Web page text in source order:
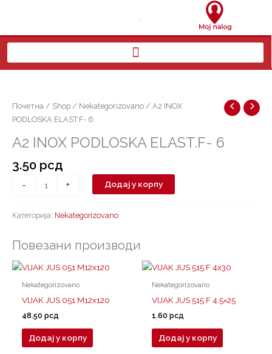
Почетна / Shop / Nekategorizovano / A2 INOX
PODLOSKA ELAST.F- 6
A2 INOX PODLOSKA ELAST.F- 6
3.50 рсд
-
PODLOSKA
ELAST.F-
количина
+ Додај у корпу
Категорија: Nekategorizovano
Повезани производи
Nekategorizovano
VIJAK JUS 051 M12x120
48.50рсд
Додај у корпу
Nekategorizovano
VIJAK JUS 515 F 4.5×25
1.60рсд
Додај у корпу